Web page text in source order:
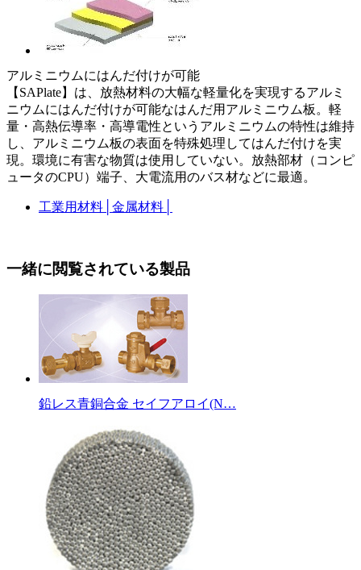
アルミニウムにはんだ付けが可能
【SAPlate】は、放熱材料の大幅な軽量化を実現するアルミ
ニウムにはんだ付けが可能なはんだ用アルミニウム板。軽
量・高熱伝導率・高導電性というアルミニウムの特性は維持
し、アルミニウム板の表面を特殊処理してはんだ付けを実
現。環境に有害な物質は使用していない。放熱部材（コンピ
ュータのCPU）端子、大電流用のバス材などに最適。
工業用材料 金属材料
一緒に閲覧されている製品
鉛レス青銅合金 セイフアロイ(N…